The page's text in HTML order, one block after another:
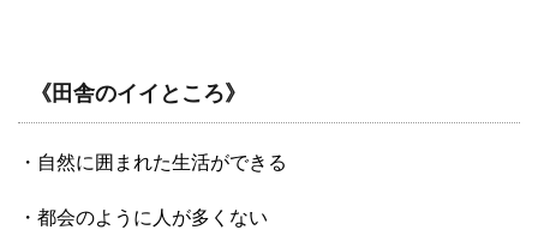
《田舎のイイところ》
・自然に囲まれた生活ができる
・都会のように人が多くない